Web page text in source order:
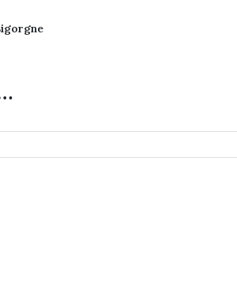
Choisir un sac à dos Cabaïa pour